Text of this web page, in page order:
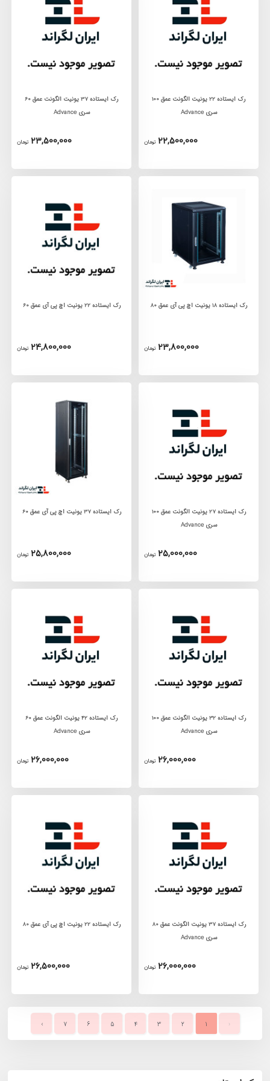
رک ايستاده 22 يونيت الگونت عمق 100
سری Advance
22,500,000 تومان
رک ايستاده 37 يونيت الگونت عمق 60
سری Advance
23,500,000 تومان
رک ایستاده 18 یونیت اچ پی آی عمق 80
23,800,000 تومان
رک ایستاده 22 یونیت اچ پی آی عمق 60
24,800,000 تومان
رک ايستاده 27 يونيت الگونت عمق 100
سری Advance
25,000,000 تومان
رک ایستاده 37 یونیت اچ پی آی عمق 60
25,800,000 تومان
رک ايستاده 32 يونيت الگونت عمق 100
سری Advance
26,000,000 تومان
رک ايستاده 42 يونيت الگونت عمق 60
سری Advance
26,000,000 تومان
رک ايستاده 37 يونيت الگونت عمق 80
سری Advance
26,000,000 تومان
رک ایستاده 22 یونیت اچ پی آی عمق 80
26,500,000 تومان
‹
1
2
3
4
5
6
7
›